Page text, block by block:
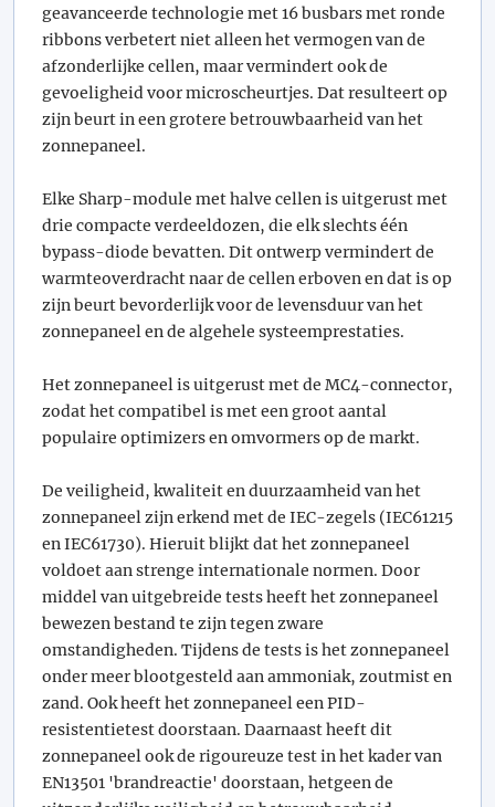
geavanceerde technologie met 16 busbars met ronde
ribbons verbetert niet alleen het vermogen van de
afzonderlijke cellen, maar vermindert ook de
gevoeligheid voor microscheurtjes. Dat resulteert op
zijn beurt in een grotere betrouwbaarheid van het
zonnepaneel.
Elke Sharp-module met halve cellen is uitgerust met
drie compacte verdeeldozen, die elk slechts één
bypass-diode bevatten. Dit ontwerp vermindert de
warmteoverdracht naar de cellen erboven en dat is op
zijn beurt bevorderlijk voor de levensduur van het
zonnepaneel en de algehele systeemprestaties.
Het zonnepaneel is uitgerust met de MC4-connector,
zodat het compatibel is met een groot aantal
populaire optimizers en omvormers op de markt.
De veiligheid, kwaliteit en duurzaamheid van het
zonnepaneel zijn erkend met de IEC-zegels (IEC61215
en IEC61730). Hieruit blijkt dat het zonnepaneel
voldoet aan strenge internationale normen. Door
middel van uitgebreide tests heeft het zonnepaneel
bewezen bestand te zijn tegen zware
omstandigheden. Tijdens de tests is het zonnepaneel
onder meer blootgesteld aan ammoniak, zoutmist en
zand. Ook heeft het zonnepaneel een PID-
resistentietest doorstaan. Daarnaast heeft dit
zonnepaneel ook de rigoureuze test in het kader van
EN13501 'brandreactie' doorstaan, hetgeen de